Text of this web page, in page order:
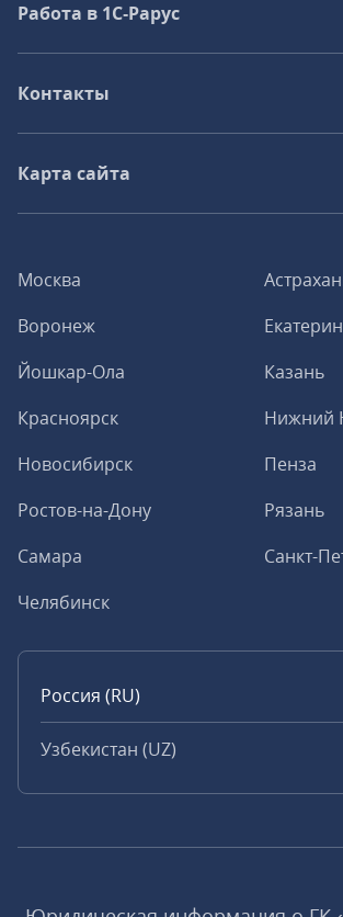
Москва
Воронеж
Йошкар-Ола
Казань
Красноярск
Нижний
Новосибирск
Пенза
Ростов-на-Дону
Рязань
Самара
Санкт-
Челябинск
Россия (RU)
Узбекистан (UZ)
Работа в 1С‑Рарус
Контакты
Карта сайта